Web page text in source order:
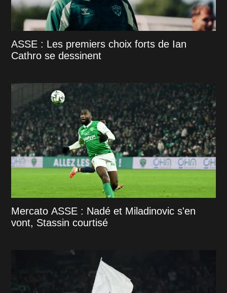
ASSE : Les premiers choix forts de Ian
Cathro se dessinent
Mercato ASSE : Nadé et Miladinovic s'en
vont, Stassin courtisé